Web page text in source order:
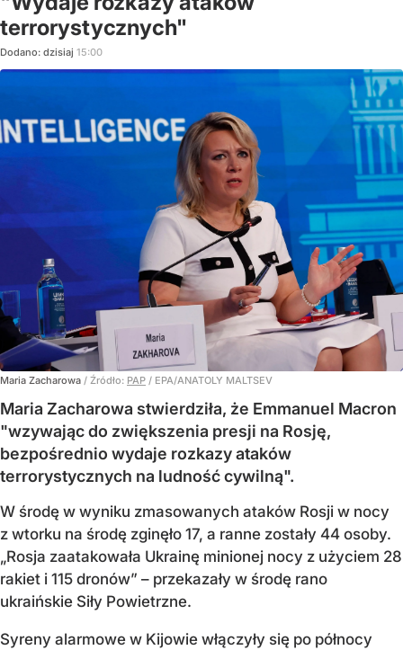
terrorystycznych"
Dodano: dzisiaj 15:00
Maria Zacharowa / Źródło: PAP / EPA/ANATOLY MALTSEV
Maria Zacharowa stwierdziła, że Emmanuel Macron
"wzywając do zwiększenia presji na Rosję,
bezpośrednio wydaje rozkazy ataków
terrorystycznych na ludność cywilną".
W środę w wyniku zmasowanych ataków Rosji w nocy
z wtorku na środę zginęło 17, a ranne zostały 44 osoby.
„Rosja zaatakowała Ukrainę minionej nocy z użyciem 28
rakiet i 115 dronów” – przekazały w środę rano
ukraińskie Siły Powietrzne.
Syreny alarmowe w Kijowie włączyły się po północy